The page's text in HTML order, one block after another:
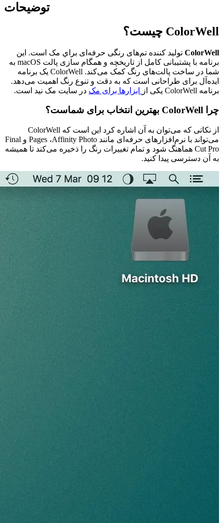
توضیحات
ColorWell چیست؟
ColorWell تولید کننده تم‌های رنگی حرفه‌ای براي مک است. این
برنامه با پشتیبانی کامل از تاریخچه و همگام سازی پالت macOS به
شما در ساخت پالت‌های رنگ کمک می‌کند. ColorWell یک برنامه
ایده‌آل برای طراحانی است که به دقت و تنوع رنگ اهمیت می‌دهد.
برنامه ColorWell یکی از
ابزار‌ها برای مک در سایت مک نید است.
چرا ColorWell بهترین انتخاب برای شماست؟
از نکاتی که می‌توان به آن اشاره کرد این است که ColorWell
می‌تواند با نرم‌افزارهای حرفه‌ای مانند Pages ،Affinity Photo و Final
Cut Pro هماهنگ شود و تمام تغییرات رنگ را ذخیره می‌کند تا همیشه
به آن دسترسی پیدا کنید.